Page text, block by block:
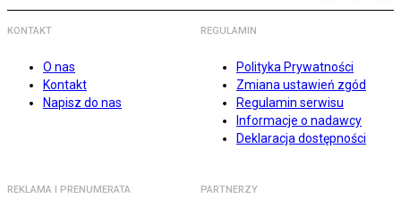
KONTAKT
O nas
Kontakt
Napisz do nas
REGULAMIN
Polityka Prywatności
Zmiana ustawień zgód
Regulamin serwisu
Informacje o nadawcy
Deklaracja dostępności
REKLAMA I PRENUMERATA PARTNERZY